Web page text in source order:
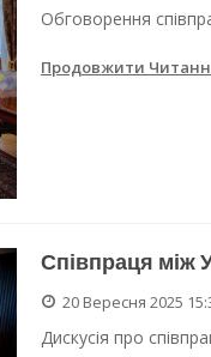
Обговорення
Продовжити
Співпраця між
20 Вересня 2025
Дискусія про